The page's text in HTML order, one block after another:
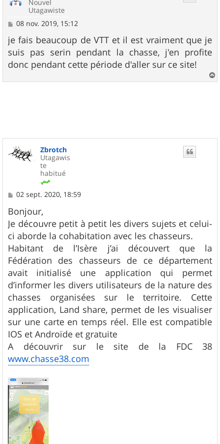
Nouvel
Utagawiste
M
s
s
a
g
e
08 nov. 2019, 15:12
je fais beaucoup de VTT et il est vraiment que je
suis pas serin pendant la chasse, j'en profite
donc pendant cette période d'aller sur ce site!
a
Zbrotch
Utagawis
te
habitué
M
s
s
a
g
e
02 sept. 2020, 18:59
Bonjour,
Je découvre petit à petit les divers sujets et celui-
ci aborde la cohabitation avec les chasseurs.
Habitant de l’Isère j’ai découvert que la
Fédération des chasseurs de ce département
avait initialisé une application qui permet
d’informer les divers utilisateurs de la nature des
chasses organisées sur le territoire. Cette
application, Land share, permet de les visualiser
sur une carte en temps réel. Elle est compatible
IOS et Androïde et gratuite
A découvrir sur le site de la FDC 38
www.chasse38.com